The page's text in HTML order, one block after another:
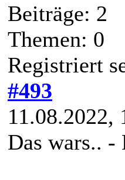
Beiträge: 2
Themen: 0
Registriert
#493
11.08.2022,
Das wars.. -